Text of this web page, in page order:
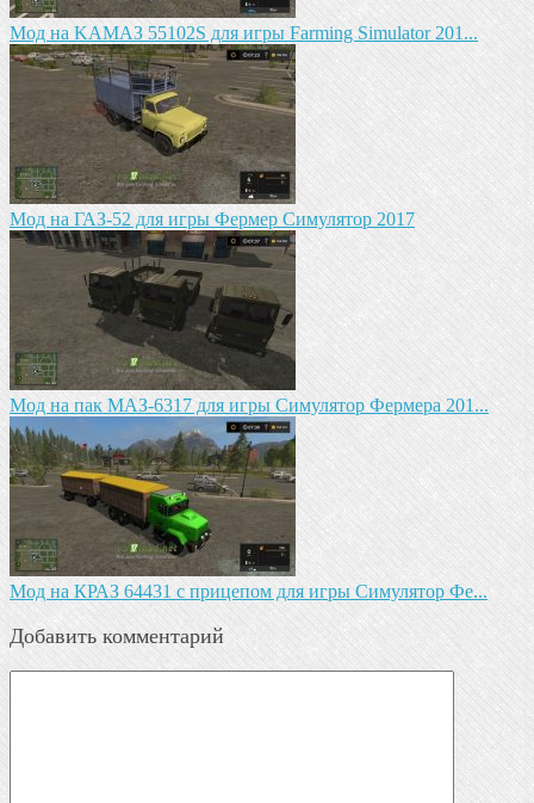
Mод на KAМАЗ 55102S для игры Farming Simulator 201...
Мод на ГАЗ-52 для игры Фермер Симулятор 2017
Мод на пак МАЗ-6317 для игры Симулятор Фермера 201...
Мод на КРАЗ 64431 с прицепом для игры Симулятор Фе...
Добавить комментарий